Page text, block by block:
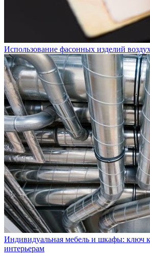
Использование фасонных изделий
Индивидуальная мебель и шкафы: ключ
интерьерам